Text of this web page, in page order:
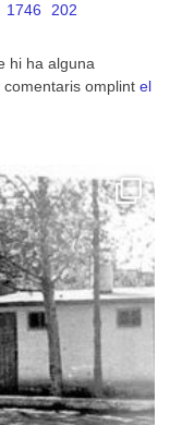
1746 202
hi ha alguna
omplint el